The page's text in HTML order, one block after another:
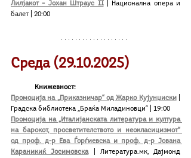
Лилјакот – Јохан Штраус II | Национална опера и
балет | 20:00
Среда (29.10.2025)
Книжевност:
Промоција на „Приказничар“ од Жарко Кујунџиски |
Градска библиотека „Браќа Миладиновци“ | 19:00
Промоција на „Италијанската литература и култура
на барокот, просветителството и неокласицизмот“
од проф. д-р Ева Ѓорѓиевска и проф. д-р Јована
Караникиќ Јосимовска | Литература.мк, Дајмонд